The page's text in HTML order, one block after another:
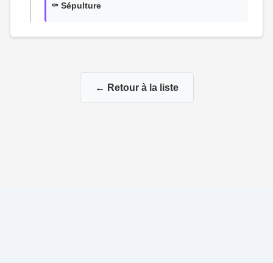
⚰️ Sépulture
← Retour à la liste